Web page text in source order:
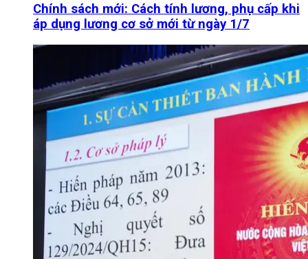
Chính sách mới: Cách tính lương, phụ cấp khi
áp dụng lương cơ sở mới từ ngày 1/7